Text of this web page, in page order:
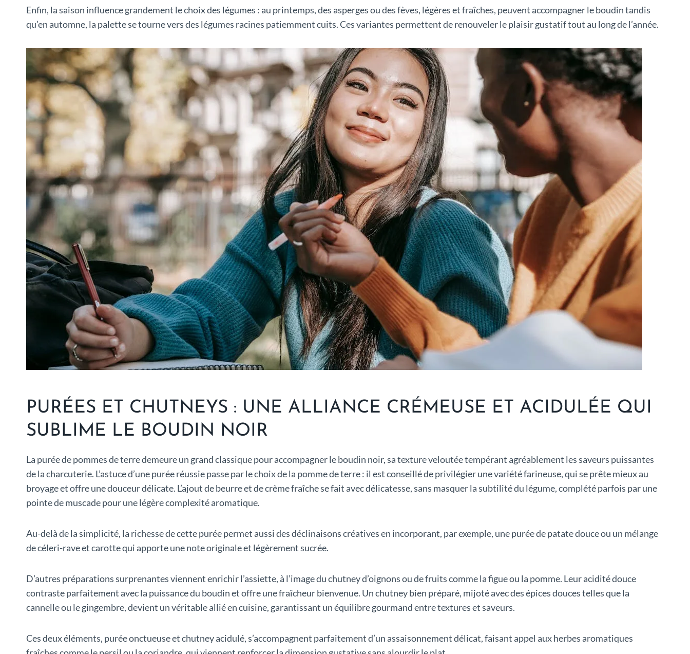
Enfin, la saison influence grandement le choix des légumes : au printemps, des asperges ou des fèves, légères et fraîches, peuvent accompagner le boudin tandis
qu’en automne, la palette se tourne vers des légumes racines patiemment cuits. Ces variantes permettent de renouveler le plaisir gustatif tout au long de l’année.
PURÉES ET CHUTNEYS : UNE ALLIANCE CRÉMEUSE ET ACIDULÉE QUI
SUBLIME LE BOUDIN NOIR
La purée de pommes de terre demeure un grand classique pour accompagner le boudin noir, sa texture veloutée tempérant agréablement les saveurs puissantes
de la charcuterie. L’astuce d’une purée réussie passe par le choix de la pomme de terre : il est conseillé de privilégier une variété farineuse, qui se prête mieux au
broyage et offre une douceur délicate. L’ajout de beurre et de crème fraîche se fait avec délicatesse, sans masquer la subtilité du légume, complété parfois par une
pointe de muscade pour une légère complexité aromatique.
Au-delà de la simplicité, la richesse de cette purée permet aussi des déclinaisons créatives en incorporant, par exemple, une purée de patate douce ou un mélange
de céleri-rave et carotte qui apporte une note originale et légèrement sucrée.
D’autres préparations surprenantes viennent enrichir l’assiette, à l’image du chutney d’oignons ou de fruits comme la figue ou la pomme. Leur acidité douce
contraste parfaitement avec la puissance du boudin et offre une fraîcheur bienvenue. Un chutney bien préparé, mijoté avec des épices douces telles que la
cannelle ou le gingembre, devient un véritable allié en cuisine, garantissant un équilibre gourmand entre textures et saveurs.
Ces deux éléments, purée onctueuse et chutney acidulé, s’accompagnent parfaitement d’un assaisonnement délicat, faisant appel aux herbes aromatiques